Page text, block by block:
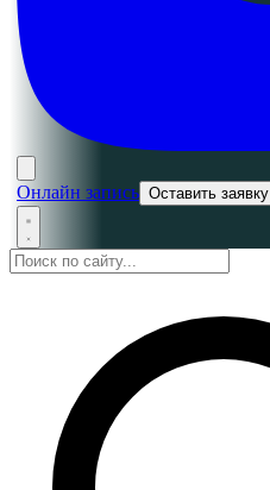
Онлайн запись Оставить заявку